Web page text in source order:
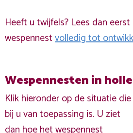
Heeft u twijfels? Lees dan
wespennestvolledig tot
Wespennesten in
Klik hieronder op de situatie die
bij u van toepassing is. U ziet